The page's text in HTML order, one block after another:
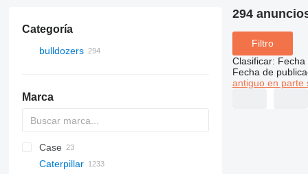
Categoría
bulldozers
Marca
Case
1650
Caterpillar
294
Filtro
Clasificar: Fecha
Fecha de
antiguo en parte